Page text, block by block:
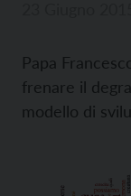
Papa
frenare il
modello di